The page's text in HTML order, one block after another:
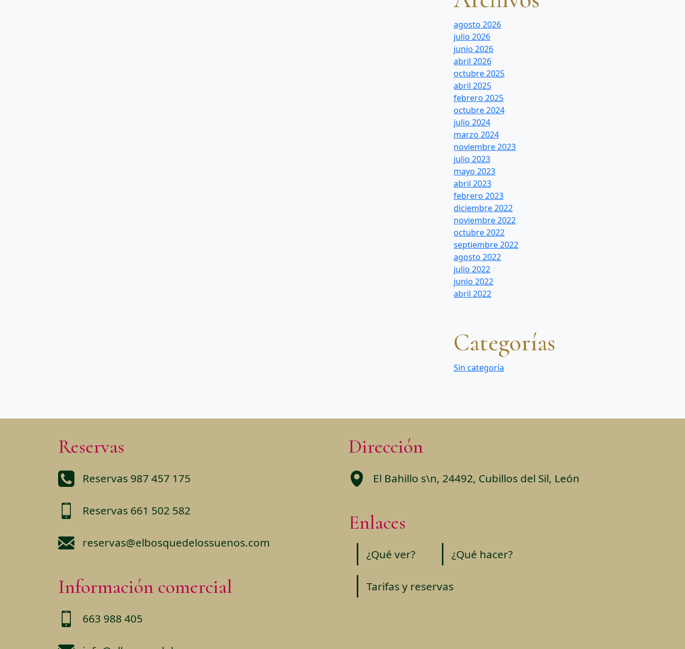
agosto 2026
julio 2026
junio 2026
abril 2026
octubre 2025
abril 2025
febrero 2025
octubre 2024
julio 2024
marzo 2024
noviembre 2023
julio 2023
mayo 2023
abril 2023
febrero 2023
diciembre 2022
noviembre 2022
octubre 2022
septiembre 2022
agosto 2022
julio 2022
junio 2022
abril 2022
Categorías
Sin categoría
Reservas
Reservas 987 457 175
Reservas 661 502 582
reservas@elbosquedelossuenos.com
Información comercial
663 988 405
Dirección
El Bahillo s\n, 24492, Cubillos del Sil, León
Enlaces
¿Qué ver? ¿Qué hacer?
Tarifas y reservas